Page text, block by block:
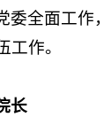
委全面工作
工作。
长